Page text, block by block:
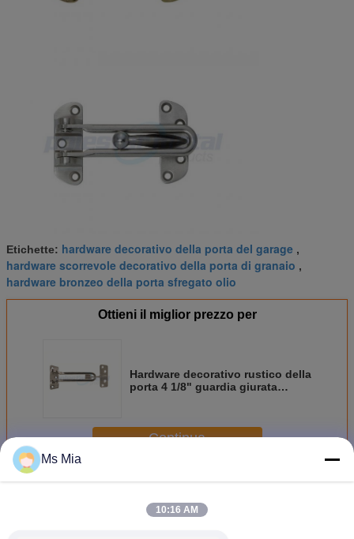
Etichette: hardware decorativo della porta del garage ,
hardware scorrevole decorativo della porta di granaio ,
hardware bronzeo della porta sfregato olio
Ottieni il miglior prezzo per
Hardware decorativo rustico della
porta 4 1/8" guardia giurata
Continua
PiùHardware decorativo della porta
Ms Mia
10:16 AM